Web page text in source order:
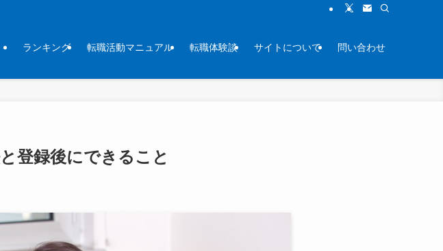
ランキング 転職活動マニュアル 転職体験談 サイトについて 問い合わせ
登録後にできること